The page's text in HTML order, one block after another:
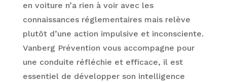
en voiture n’a rien à voir avec les
connaissances réglementaires mais relève
plutôt d’une action impulsive et inconsciente.
Vanberg Prévention vous accompagne pour
une conduite réfléchie et efficace, il est
essentiel de développer son intelligence